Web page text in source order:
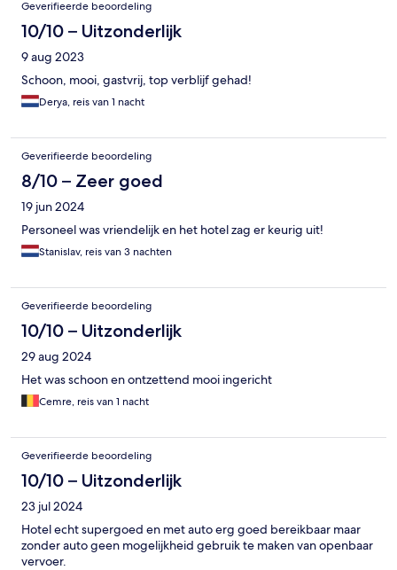
Geverifieerde beoordeling
10/10 – Uitzonderlijk
9 aug 2023
Schoon, mooi, gastvrij, top verblijf gehad!
Derya, reis van 1 nacht
Geverifieerde beoordeling
8/10 – Zeer goed
19 jun 2024
Personeel was vriendelijk en het hotel zag er keurig uit!
Stanislav, reis van 3 nachten
Geverifieerde beoordeling
10/10 – Uitzonderlijk
29 aug 2024
Het was schoon en ontzettend mooi ingericht
Cemre, reis van 1 nacht
Geverifieerde beoordeling
10/10 – Uitzonderlijk
23 jul 2024
Hotel echt supergoed en met auto erg goed bereikbaar maar
zonder auto geen mogelijkheid gebruik te maken van openbaar
vervoer.